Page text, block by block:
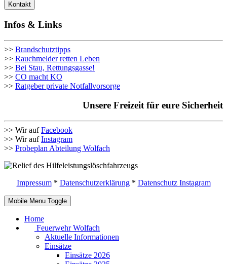
Kontakt
Infos & Links
>> Brandschutztipps
>> Rauchmelder retten Leben
>> Bei Stau, Rettungsgasse!
>> CO macht KO
>> Ratgeber private Notfallvorsorge
Unsere Freizeit für eure Sicherheit
>> Wir aufFacebook
>> Wir aufInstagram
>> Probeplan Abteilung Wolfach
Impressum* Datenschutzerklärung* Datenschutz Instagram
Mobile Menu Toggle
Home
Feuerwehr Wolfach
Aktuelle Informationen
Einsätze
Einsätze 2026